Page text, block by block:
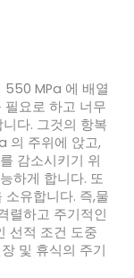
550 MPa 에 배열
필요로 하고 너무
다. 그것의 항복
의 주위에 앉고,
감소시키기 위
하게 합니다. 또
소유합니다. 즉,물
렬하고 주기적인
선적 조건 도중
및 휴식의 주기